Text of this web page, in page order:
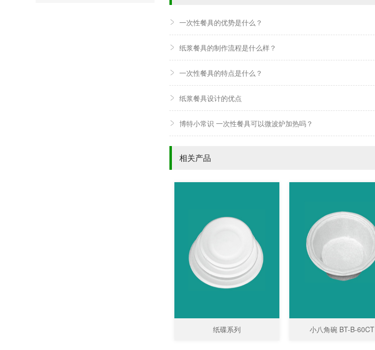
一次性餐具的优势是什么？
纸浆餐具的制作流程是什么样？
一次性餐具的特点是什么？
纸浆餐具设计的优点
博特小常识 一次性餐具可以微波炉加热吗？
相关产品
纸碟系列 小八角碗 BT-B-60CT